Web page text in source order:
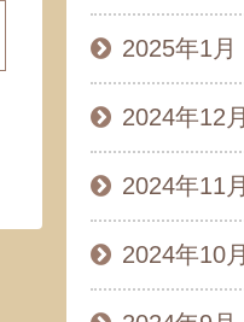
2025年1月
2024年12月
2024年11月
2024年10月